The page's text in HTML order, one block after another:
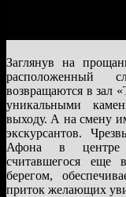
Заглянув на
расположенный
возвращаются в зал
уникальными
выходу. А на смену
экскурсантов.
Афона в центре
считавшегося еще
берегом,
приток желающих